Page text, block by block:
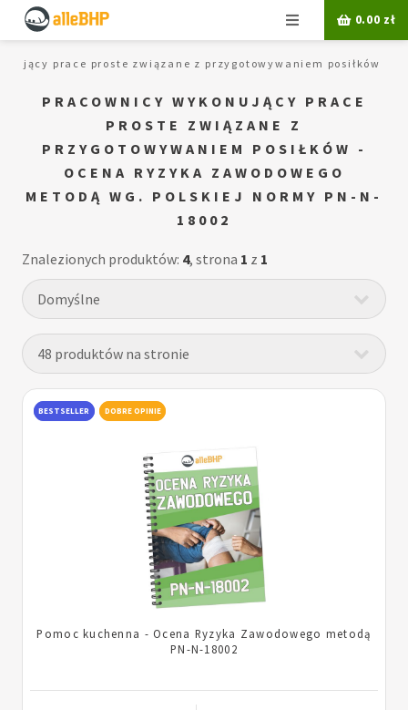
Menu 0.00 zł
prace proste związane z przygotowywaniem posiłków
PRACOWNICY WYKONUJĄCY PRACE
PROSTE ZWIĄZANE Z
PRZYGOTOWYWANIEM POSIŁKÓW -
OCENA RYZYKA ZAWODOWEGO
METODĄ WG. POLSKIEJ NORMY PN-N-
18002
Znalezionych produktów: 4, strona 1 z 1
BESTSELLER DOBRE OPINIE
Pomoc kuchenna - Ocena Ryzyka Zawodowego metodą
PN-N-18002